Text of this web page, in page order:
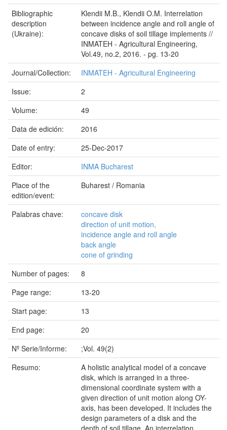
Bibliographic
description
(Ukraine):
Klendii M.B., Klendii O.M. Interrelation
between incidence angle and roll angle of
concave disks of soil tillage implements //
INMATEH - Agricultural Engineering,
Vol.49, no.2, 2016. - pg. 13-20
Journal/Collection:
INMATEH - Agricultural Engineering
Issue:
2
Volume:
49
Data de edición:
2016
Date of entry:
25-Dec-2017
Editor:
INMA Bucharest
Place of the
edition/event:
Buharest / Romania
Palabras chave:
concave disk
direction of unit motion,
incidence angle and roll angle
back angle
cone of grinding
Number of pages:
8
Page range:
13-20
Start page:
13
End page:
20
Nº Serie/Informe:
;Vol. 49(2)
Resumo:
A holistic analytical model of a concave
disk, which is arranged in a three-
dimensional coordinate system with a
given direction of unit motion along OY-
axis, has been developed. It includes the
design parameters of a disk and the
depth of soil tillage. An interrelation